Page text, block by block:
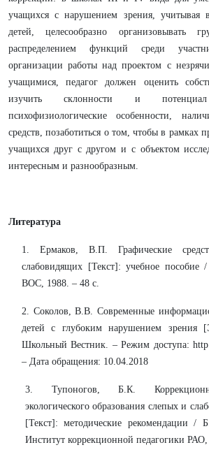
учащихся с нарушением зрения, учитывая
детей, целесообразно организовывать
распределением функций среди
организации работы над проектом с
учащимися, педагог должен оценить
изучить склонности и
психофизиологические особенности,
средств, позаботиться о том, чтобы в рамках
учащихся друг с другом и с объектом
интересным и разнообразным.
Литература
1. Ермаков, В.П. Графические
слабовидящих [Текст]: учебное
ВОС, 1988. – 48 с.
2. Соколов, В.В. Современные
детей с глубоким нарушением зрения
Школьный Вестник. – Режим доступа:
– Дата обращения: 10.04.2018
3. Тупоногов, Б.К.
экологического образования слепых и
[Текст]: методические рекомендации
Институт коррекционной педагогики